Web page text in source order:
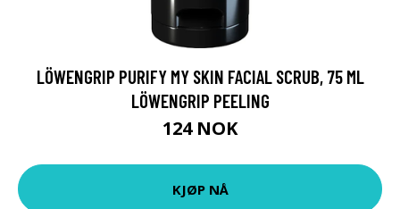
LÖWENGRIP PURIFY MY SKIN FACIAL SCRUB, 75 ML
LÖWENGRIP PEELING
124 NOK
KJØP NÅ